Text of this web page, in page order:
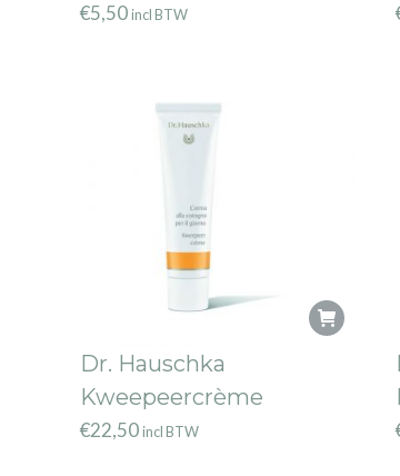
€5,50 incl BTW
Dr. Hauschka
Kweepeercrème
€22,50 incl BTW